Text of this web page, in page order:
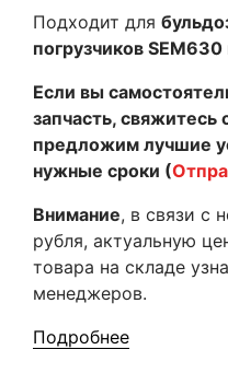
Подходит для
погрузчиков
Если вы
запчасть,
предложим лучшие
нужные сроки (
Внимание, в связи с
рубля, актуальную
товара на складе
менеджеров.
Подробнее